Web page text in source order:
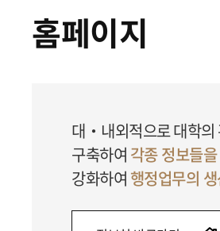
홈페이지
대‧내외적으로 대학의
구축하여 각종 정보들
강화하여 행정업무의